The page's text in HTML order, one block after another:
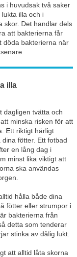
i huvudsak två saker
illa och i
skor. Det handlar dels
att bakterierna får
döda bakterierna när
illa
dagligen tvätta och
minska risken för att
Ett riktigt härligt
fötter. Ett fotbad
en lång dag i
minst lika viktigt att
ska användas
hålla både dina
fötter eller strumpor i
bakterierna från
detta som tenderar
stinka av dålig lukt.
att alltid låta skorna